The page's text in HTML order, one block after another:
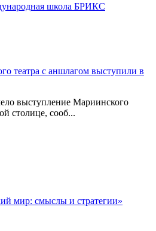
школа БРИКС
театра с аншлагом выступили в
выступление Мариинского
столице, сооб...
мир: смыслы и стратегии»